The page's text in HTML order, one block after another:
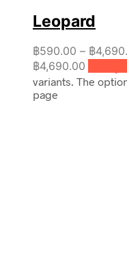
Leopard
฿590.00 – ฿
฿4,690.00
variants. The
page